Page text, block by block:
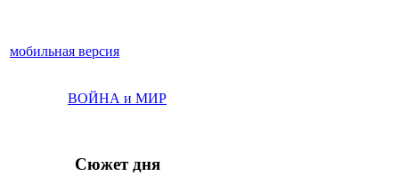
мобильная версия
ВОЙНА и МИР
Сюжет дня